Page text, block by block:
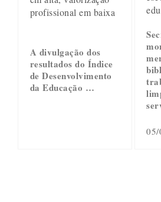
profissional em baixa
A divulgação dos
resultados do Índice
de Desenvolvimento
da Educação …
05/